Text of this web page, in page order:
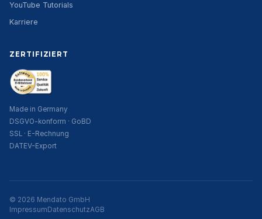
YouTube Tutorials
Karriere
ZERTIFIZIERT
Made in Germany
DSGVO-konform · GoBD
SSL · E-Rechnung
DATEV-Export
© 2026 Mendato GmbH
Impressum DatenschutzAGB